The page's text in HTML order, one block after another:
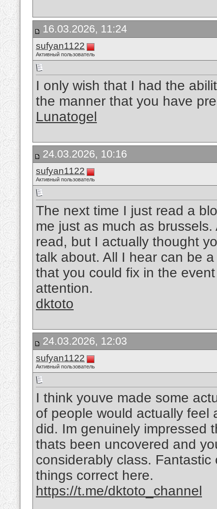
16.03.2026, 11:24
sufyan1122
Активный пользователь
I only wish that I had the
the manner that you have
Lunatogel
24.03.2026, 10:16
sufyan1122
Активный пользователь
The next time I just read a
me just as much as
read, but I actually thought
talk about. All I hear can be
that you could fix in the
attention.
dktoto
24.03.2026, 12:03
sufyan1122
Активный пользователь
I think youve made some
of people would actually feel
did. Im genuinely impressed
thats been uncovered and
considerably class.
things correct here.
https://t.me/dktoto_channel